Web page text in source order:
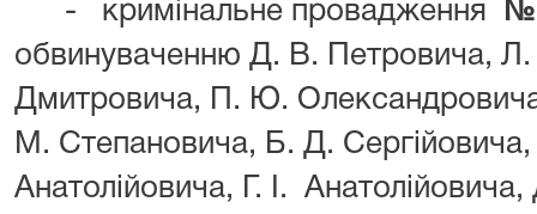
- кримінальне провадження
№
обвинуваченню Д. В. Петровича,
Дмитровича, П. Ю.
М. Степановича, Б. Д.
Анатолійовича, Г. І.